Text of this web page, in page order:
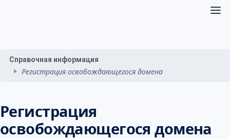
Справочная информация
Регистрация освобождающегося домена
Регистрация
освобождающегося домена